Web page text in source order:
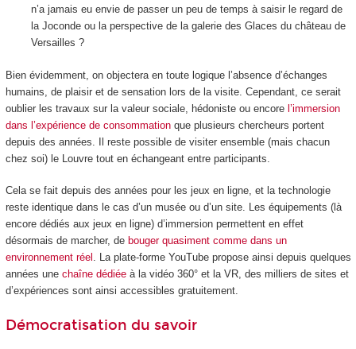
n’a jamais eu envie de passer un peu de temps à saisir le regard de
la Joconde ou la perspective de la galerie des Glaces du château de
Versailles ?
Bien évidemment, on objectera en toute logique l’absence d’échanges
humains, de plaisir et de sensation lors de la visite. Cependant, ce serait
oublier les travaux sur la valeur sociale, hédoniste ou encore l’immersion
dans l’expérience de consommationque plusieurs chercheurs portent
depuis des années. Il reste possible de visiter ensemble (mais chacun
chez soi) le Louvre tout en échangeant entre participants.
Cela se fait depuis des années pour les jeux en ligne, et la technologie
reste identique dans le cas d’un musée ou d’un site. Les équipements (là
encore dédiés aux jeux en ligne) d’immersion permettent en effet
désormais de marcher, de bouger quasiment comme dans un
environnement réel . La plate-forme YouTube propose ainsi depuis quelques
années une chaîne dédiéeà la vidéo 360° et la VR, des milliers de sites et
d’expériences sont ainsi accessibles gratuitement.
Démocratisation du savoir